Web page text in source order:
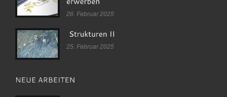
26. Februar 2025
25. Februar 2025